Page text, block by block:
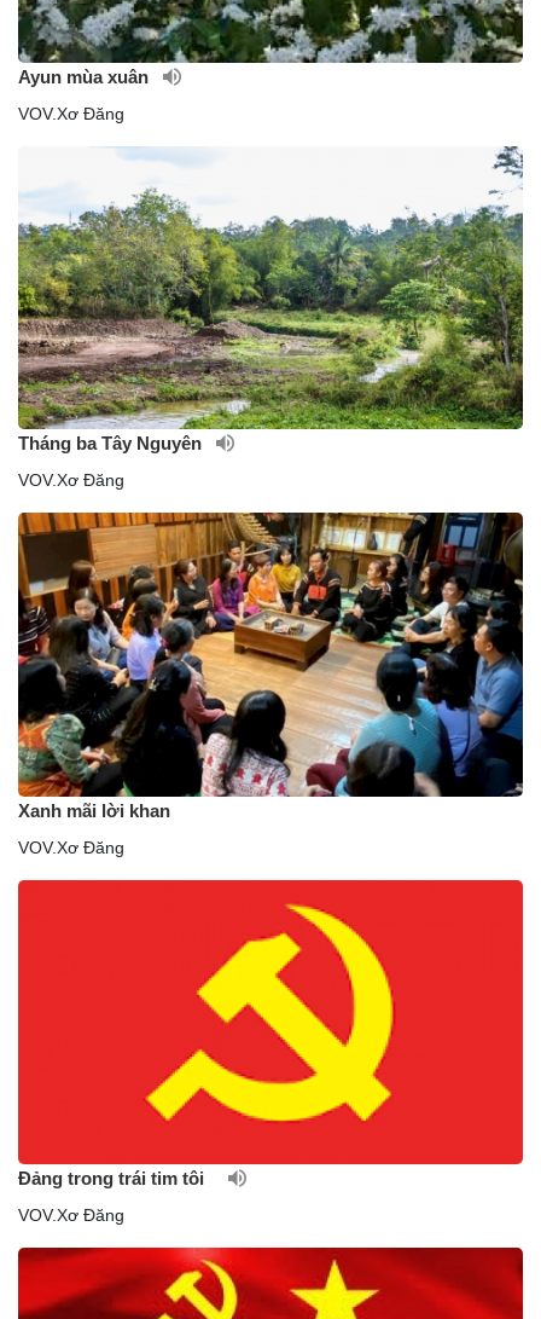
Ayun mùa xuân
VOV.Xơ Đăng
Tháng ba Tây Nguyên
VOV.Xơ Đăng
Xanh mãi lời khan
VOV.Xơ Đăng
Đảng trong trái tim tôi
VOV.Xơ Đăng